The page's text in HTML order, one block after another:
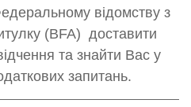
відомству з
(BFA) доставити
та знайти Вас у
запитань.